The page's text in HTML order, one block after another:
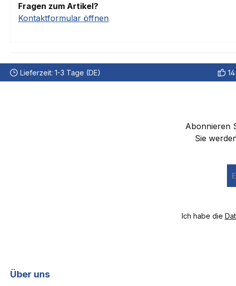
Fragen zum Artikel?
Kontaktformular öffnen
Lieferzeit: 1-3 Tage (DE)
Abonnieren
Sie
Ich habe die
Über uns